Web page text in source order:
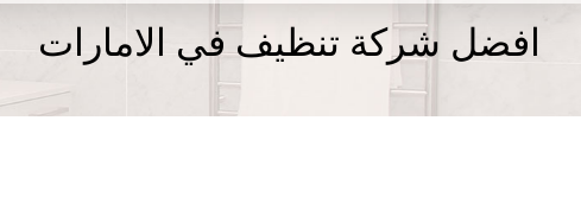
افضل شركة تنظيف في الامارات